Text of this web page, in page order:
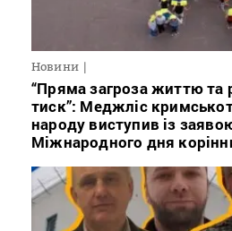
Новини
“Пряма загроза життю та
тиск”: Меджліс
народу виступив із
Міжнародного дня